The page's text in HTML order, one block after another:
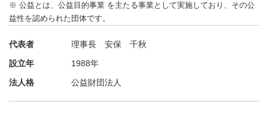
※ 公益とは、公益目的事業 を主たる事業として実施しており、その公
益性を認められた団体です。
代表者
理事長 安保 千秋
設立年
1988年
法人格
公益財団法人